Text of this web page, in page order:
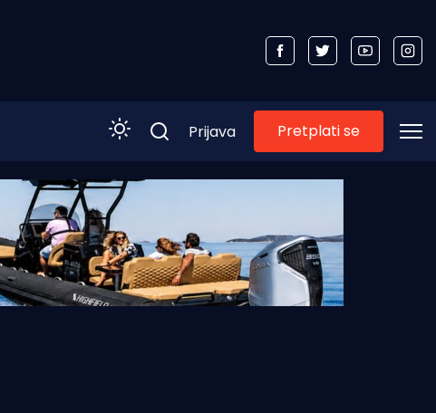
Prijava Pretplati se